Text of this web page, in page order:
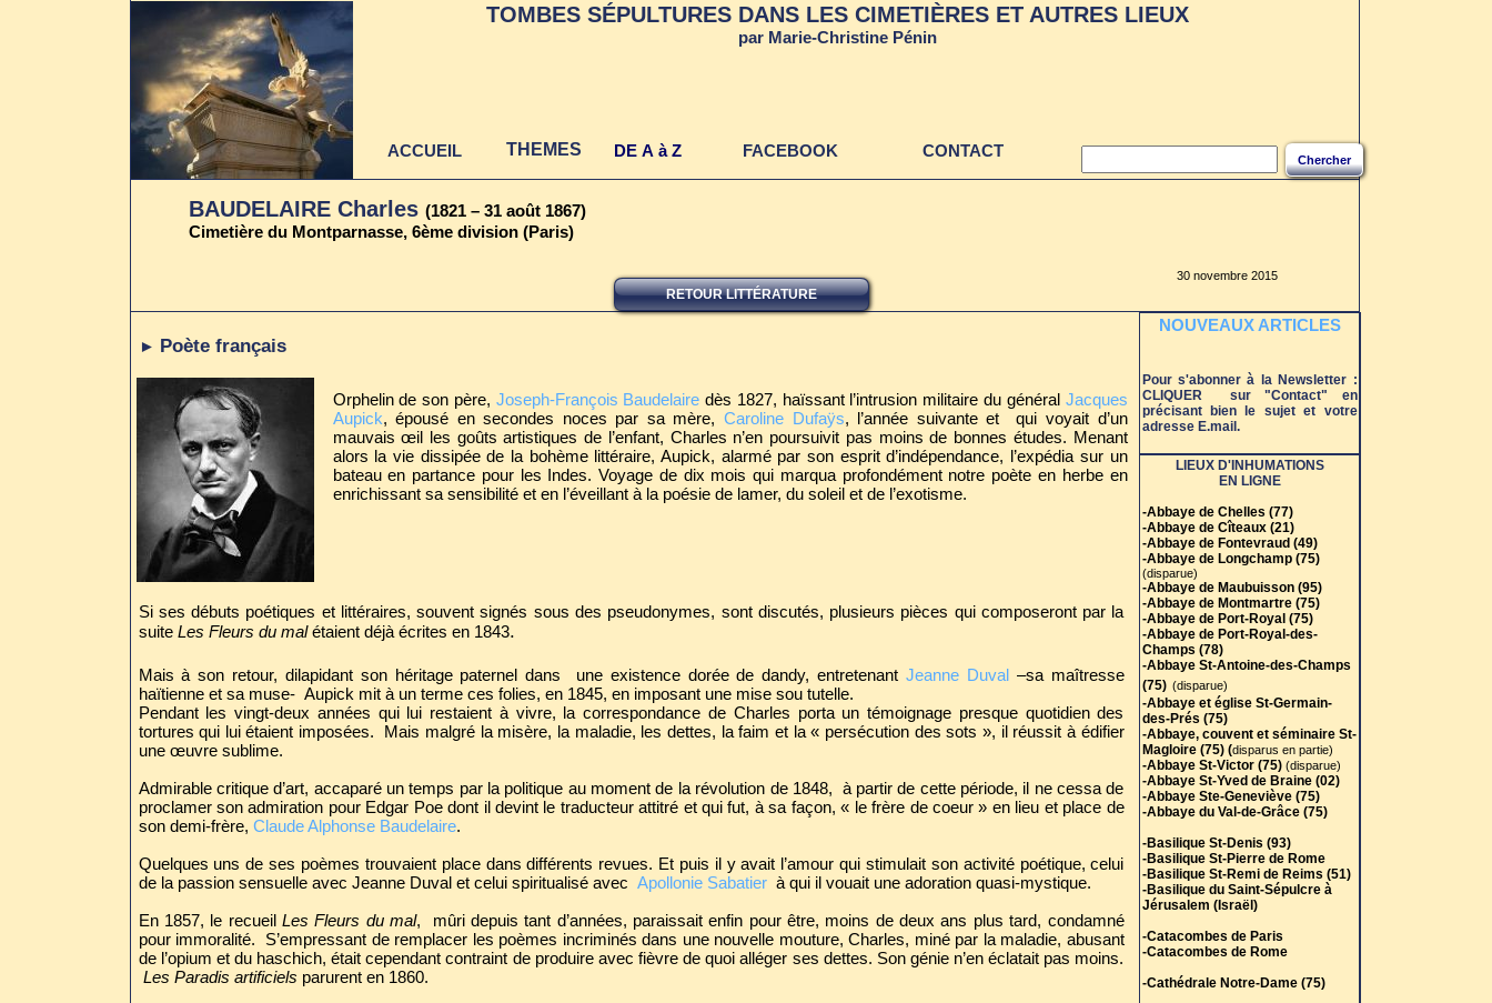
Si ses débuts poétiques et littéraires, souvent signés sous des pseudonymes, sont discutés, plusieurs pièces qui composeront par la
suite Les Fleurs du malétaient déjà écrites en 1843.
Mais à son retour, dilapidant son héritage paternel dans une existence dorée de dandy, entretenant Jeanne Duval–sa maîtresse
haïtienne et sa muse- Aupick mit à un terme ces folies, en 1845, en imposant une mise sou tutelle.
Pendant les vingt-deux années qui lui restaient à vivre, la correspondance de Charles porta un témoignage presque quotidien des
tortures qui lui étaient imposées. Mais malgré la misère, la maladie, les dettes, la faim et la « persécution des sots », il réussit à édifier
une œuvre sublime.
Admirable critique d’art, accaparé un temps par la politique au moment de la révolution de 1848, à partir de cette période, il ne cessa de
proclamer son admiration pour Edgar Poe dont il devint le traducteur attitré et qui fut, à sa façon, « le frère de coeur » en lieu et place de
son demi-frère, Claude Alphonse Baudelaire.
Quelques uns de ses poèmes trouvaient place dans différents revues. Et puis il y avait l’amour qui stimulait son activité poétique, celui
de la passion sensuelle avec Jeanne Duval et celui spiritualisé avec Apollonie Sabatierà qui il vouait une adoration quasi-mystique.
En 1857, le recueil Les Fleurs du mal, mûri depuis tant d’années, paraissait enfin pour être, moins de deux ans plus tard, condamné
pour immoralité. S’empressant de remplacer les poèmes incriminés dans une nouvelle mouture, Charles, miné par la maladie, abusant
de l’opium et du haschich, était cependant contraint de produire avec fièvre de quoi alléger ses dettes. Son génie n’en éclatait pas moins.
Les Paradis artificiels parurent en 1860.
30 novembre 2015
BAUDELAIRE Charles (1821 – 31 août 1867)
Cimetière du Montparnasse, 6ème division (Paris)
RETOUR LITTÉRATURE
Orphelin de son père, Joseph-François Baudelaire dès 1827, haïssant l’intrusion militaire du général Jacques
Aupick, épousé en secondes noces par sa mère, Caroline Dufaÿs, l’année suivante et qui voyait d’un
mauvais œil les goûts artistiques de l’enfant, Charles n’en poursuivit pas moins de bonnes études. Menant
alors la vie dissipée de la bohème littéraire, Aupick, alarmé par son esprit d’indépendance, l’expédia sur un
bateau en partance pour les Indes. Voyage de dix mois qui marqua profondément notre poète en herbe en
enrichissant sa sensibilité et en l’éveillant à la poésie de lamer, du soleil et de l’exotisme.
► Poète français
LIEUX D'INHUMATIONS
-Abbaye de Chelles (77)
-Abbaye de Cîteaux (21)
-Abbaye de Fontevraud (49)
-Abbaye de Longchamp (75)
(disparue)
-Abbaye de Montmartre (75)
-Abbaye de Port-Royal (75)
Champs (78)
-Abbaye St-Antoine-des-Champs
(75) (disparue)
-Abbaye et église St-Germain-
des-Prés (75)
-Abbaye St-Victor (75)(disparue)
-Abbaye St-Yved de Braine (02)
-Abbaye Ste-Geneviève (75)
-Abbaye du Val-de-Grâce (75)
-Basilique St-Denis (93)
-Basilique St-Pierre de Rome
-Basilique St-Remi de Reims (51)
-Basilique du Saint-Sépulcre à
Jérusalem (Israël)
-Catacombes de Paris
-Catacombes de Rome
-Cathédrale Notre-Dame (75)
-Chapelle Royale de Dreux (28)
-Chapelle de la Sorbonne (75)
-Chapelle des Incurables (75)
-Chapelle St-Aignan (75)
-Chapelle St Peter-ad-Vincula,
-Chartreuse de Gaillon-lez-
ACCUEIL THEMES DE A à Z FACEBOOK CONTACT
TOMBES SÉPULTURES DANS LES CIMETIÈRES ET AUTRES LIEUX
par Marie-Christine Pénin
Chercher
NOUVEAUX ARTICLES
Pour s'abonner à la Newsletter :
CLIQUER sur "Contact" en
précisant bien le sujet et votre
adresse E.mail.
LIEUX D'INHUMATIONS
EN LIGNE
-Abbaye de Chelles (77)
-Abbaye de Cîteaux (21)
-Abbaye de Fontevraud (49)
-Abbaye de Longchamp (75)
(disparue)
-Abbaye de Maubuisson (95)
-Abbaye de Montmartre (75)
-Abbaye de Port-Royal (75)
-Abbaye de Port-Royal-des-
Champs (78)
-Abbaye St-Antoine-des-Champs
(75) (disparue)
-Abbaye et église St-Germain-
des-Prés (75)
-Abbaye, couvent et séminaire St-
Magloire (75) (disparus en partie)
-Abbaye St-Victor (75) (disparue)
-Abbaye St-Yved de Braine (02)
-Abbaye Ste-Geneviève (75)
-Abbaye du Val-de-Grâce (75)
-Basilique St-Denis (93)
-Basilique St-Pierre de Rome
-Basilique St-Remi de Reims (51)
-Basilique du Saint-Sépulcre à
Jérusalem (Israël)
-Catacombes de Paris
-Catacombes de Rome
-Cathédrale Notre-Dame (75)